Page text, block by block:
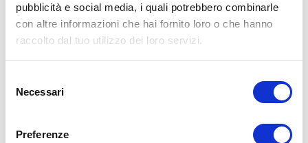
pubblicità e social media, i quali potrebbero combinarle
con altre informazioni che hai fornito loro o che hanno
raccolto dal tuo utilizzo dei loro servizi.
delNecessari
Preferenze